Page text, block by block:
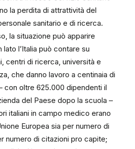
la perdita di attrattività del
sanitario e di ricerca.
la situazione può apparire
lato l’Italia può contare su
centri di ricerca, università e
che danno lavoro a centinaia di
con oltre 625.000 dipendenti il
del Paese dopo la scuola –
italiani in campo medico erano
Europea sia per numero di
numero di citazioni pro capite;